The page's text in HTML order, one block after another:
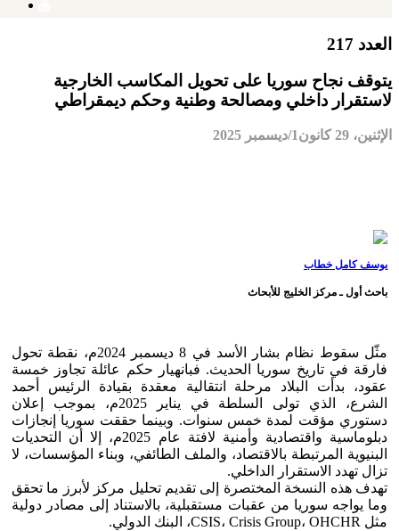
العدد 217
يتوقف نجاح سوريا على تحويل المكاسب الخارجية
لاستقرار داخلي ومصالحة وطنية وحكم ديمقراطي
الإثنين، 29 كانون1/ديسمبر 2025
يوسف كامل خطاب
باحث أول ـ مركز الخليج للأبحاث
مثّل سقوط نظام بشار الأسد في 8 ديسمبر 2024م، نقطة تحول
فارقة في تاريخ سوريا الحديث. فبانهيار حكم عائلة تجاوز خمسة
عقود، بدأت البلاد مرحلة انتقالية معقدة بقيادة الرئيس أحمد
الشرع، الذي تولى السلطة في يناير 2025م، بموجب إعلان
دستوري مؤقت لمدة خمس سنوات. وبينما حققت سوريا إنجازات
دبلوماسية واقتصادية وأمنية لافتة عام 2025م، إلا أن التحديات
البنيوية المرتبطة بالاقتصاد، والملف الطائفي، وبناء المؤسسات، لا
تزال تهدد الاستقرار الداخلي.
تهدف هذه النسخة المختصرة إلى تقديم تحليل مركز لأبرز ما تحقق
وما يواجه سوريا من عقبات مستقبلية، بالاستناد إلى مصادر دولية
مثل CSIS، Crisis Group، OHCHR، البنك الدولي.